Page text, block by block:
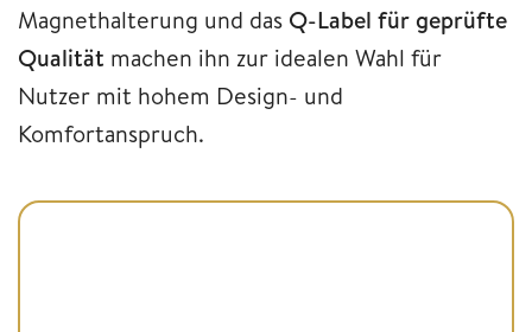
Magnethalterung und das Q-Label für geprüfte
Qualität machen ihn zur idealen Wahl für
Nutzer mit hohem Design- und
Komfortanspruch.